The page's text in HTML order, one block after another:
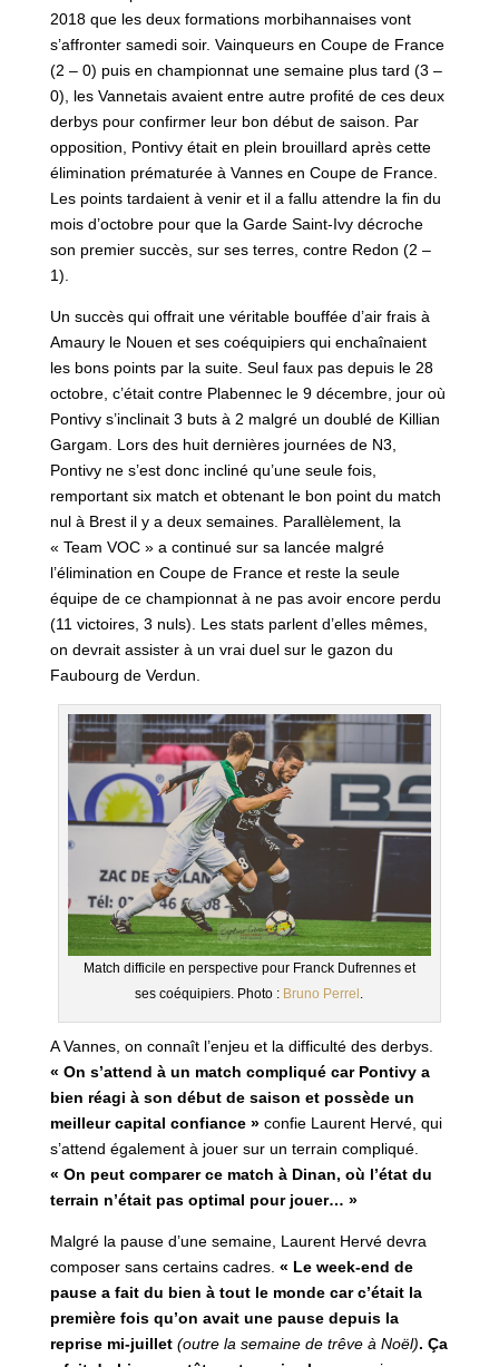
2018 que les deux formations morbihannaises vont
s’affronter samedi soir. Vainqueurs en Coupe de France
(2 – 0) puis en championnat une semaine plus tard (3 –
0), les Vannetais avaient entre autre profité de ces deux
derbys pour confirmer leur bon début de saison. Par
opposition, Pontivy était en plein brouillard après cette
élimination prématurée à Vannes en Coupe de France.
Les points tardaient à venir et il a fallu attendre la fin du
mois d’octobre pour que la Garde Saint-Ivy décroche
son premier succès, sur ses terres, contre Redon (2 –
1).
Un succès qui offrait une véritable bouffée d’air frais à
Amaury le Nouen et ses coéquipiers qui enchaînaient
les bons points par la suite. Seul faux pas depuis le 28
octobre, c’était contre Plabennec le 9 décembre, jour où
Pontivy s’inclinait 3 buts à 2 malgré un doublé de Killian
Gargam. Lors des huit dernières journées de N3,
Pontivy ne s’est donc incliné qu’une seule fois,
remportant six match et obtenant le bon point du match
nul à Brest il y a deux semaines. Parallèlement, la
« Team VOC » a continué sur sa lancée malgré
l’élimination en Coupe de France et reste la seule
équipe de ce championnat à ne pas avoir encore perdu
(11 victoires, 3 nuls). Les stats parlent d’elles mêmes,
on devrait assister à un vrai duel sur le gazon du
Faubourg de Verdun.
Match difficile en perspective pour Franck Dufrennes et
ses coéquipiers. Photo : Bruno Perrel
A Vannes, on connaît l’enjeu et la difficulté des derbys.
« On s’attend à un match compliqué car Pontivy a
bien réagi à son début de saison et possède un
meilleur capital confiance »confie Laurent Hervé, qui
s’attend également à jouer sur un terrain compliqué.
« On peut comparer ce match à Dinan, où l’état du
terrain n’était pas optimal pour jouer… »
Malgré la pause d’une semaine, Laurent Hervé devra
composer sans certains cadres. « Le week-end de
pause a fait du bien à tout le monde car c’était la
première fois qu’on avait une pause depuis la
reprise mi-juillet (outre la semaine de trêve à Noël). Ça